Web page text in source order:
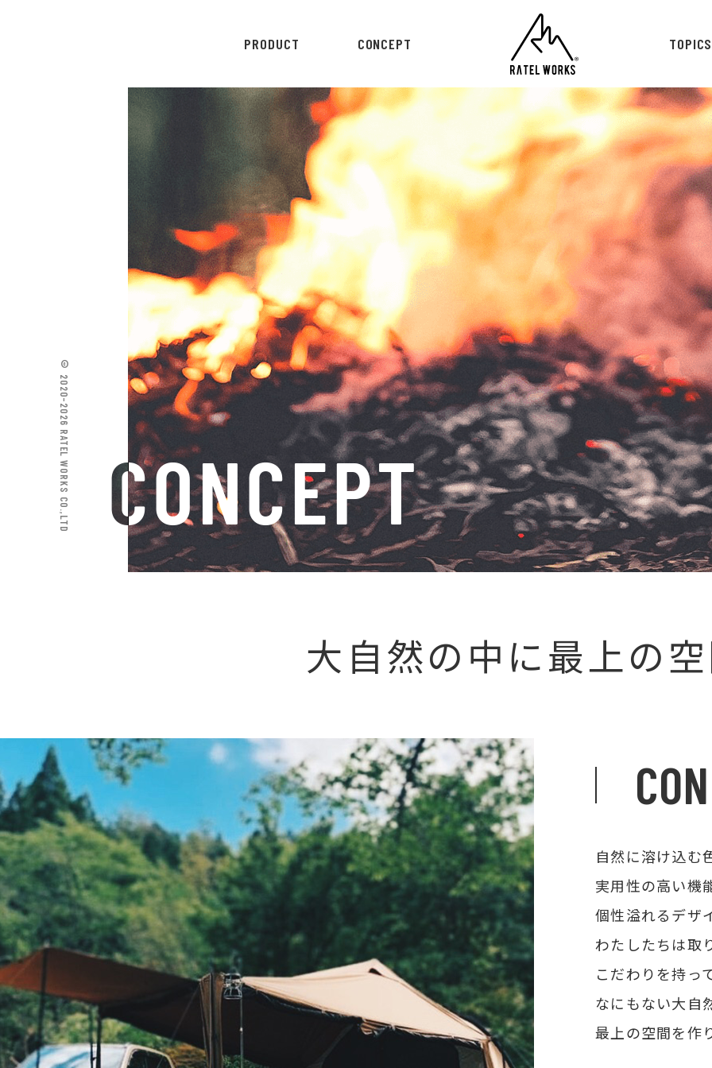
PRODUCT CONCEPT TOPICS
© 2020-2026 RATEL WORKS CO.,LTD
大自然の中に最上の
自然に溶け込む
実用性の高い機
個性溢れるデザ
わたしたちは取
こだわりを持っ
なにもない大自
最上の空間を作